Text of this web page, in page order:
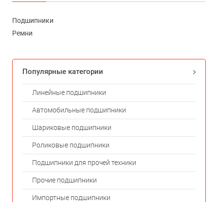
Подшипники
Ремни
Популярные категории
Линейные подшипники
Автомобильные подшипники
Шариковые подшипники
Роликовые подшипники
Подшипники для прочей техники
Прочие подшипники
Импортные подшипники